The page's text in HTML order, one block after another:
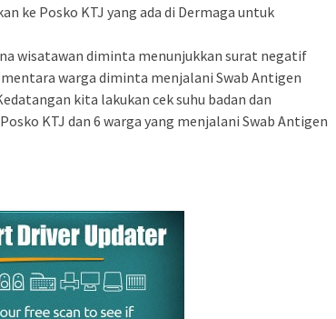
ke Posko KTJ yang ada di Dermaga untuk
wisatawan diminta menunjukkan surat negatif
warga diminta menjalani Swab Antigen
kita lakukan cek suhu badan dan
KTJ dan 6 warga yang menjalani Swab Antigen